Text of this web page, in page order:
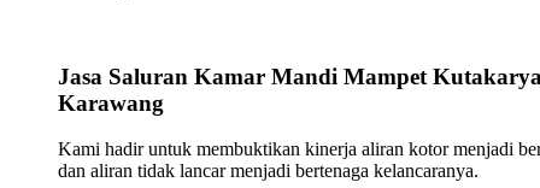
Jasa Saluran Kamar Mandi Mampet
Karawang
Kami hadir untuk membuktikan kinerja aliran kotor menjadi
dan aliran tidak lancar menjadi bertenaga kelancaranya.